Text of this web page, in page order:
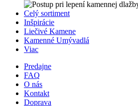
Celý sortiment
Inšpirácie
Liečivé Kamene
Kamenné Umývadlá
Viac
Predajne
FAQ
O nás
Kontakt
Doprava